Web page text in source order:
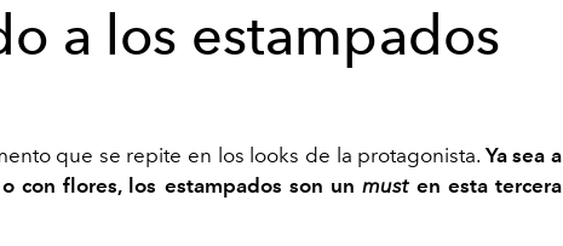
a los estampados
que se repite en los looks de la protagonista. Ya sea a
con flores, los estampados son unmust en esta tercera